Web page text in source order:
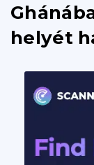
helyét